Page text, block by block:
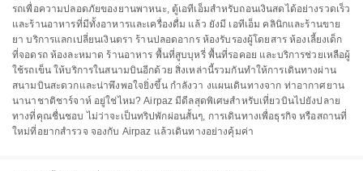
รถเพื่อความปลอดภัยของยานพาหนะ, ตู้เอทีเอ็มสำหรับถอนเงินสดได้อย่างรวดเร็ว
และร้านอาหารที่มีทั้งอาหารและเครื่องดื่ม แล้ว ยังมี เอทีเอ็ม คลินิกและร้านขาย
ยา บริการแลกเปลี่ยนเงินตรา ร้านปลอดอากร ห้องรับรองผู้โดยสาร ห้องเลี้ยงเด็ก
ที่จอดรถ ห้องละหมาด ร้านอาหาร พื้นที่สูบบุหรี่ พื้นที่รอคอย และบริการช่วยเหลือผู้
ใช้รถเข็น ให้บริการในสนามบินอีกด้วย สิ่งเหล่านี้รวมกันทำให้การเดินทางผ่าน
สนามบินสะดวกและน่าพึงพอใจยิ่งขึ้น กำลังวา งแผนเดินทางจาก ท่าอากาศยาน
นานาชาติชาร์จาห์ อยู่ใช่ไหม? Airpaz มีดีลสุดพิเศษสำหรับเที่ยวบินไปยังปลาย
ทางที่คุณชื่นชอบ ไม่ว่าจะเป็นทริปพักผ่อนสั้นๆ, การเดินทางเพื่อธุรกิจ หรือสถานที่
ใหม่ที่อยากสำรวจ จองกับ Airpaz แล้วเดินทางอย่างคุ้มค่า